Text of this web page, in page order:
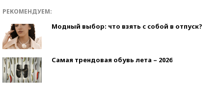
РЕКОМЕНДУЕМ:
Модный выбор: что взять с собой в отпуск?
Самая трендовая обувь лета – 2026